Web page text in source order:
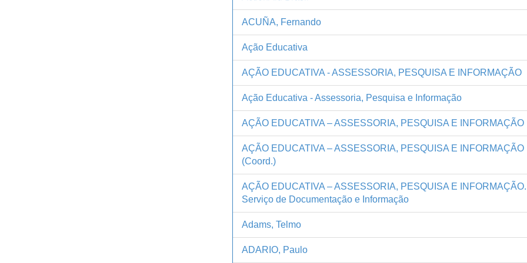
ACUÑA, Fernando
Ação Educativa
AÇÃO EDUCATIVA - ASSESSORIA, PESQUISA E INFORMAÇÃO
Ação Educativa - Assessoria, Pesquisa e Informação
AÇÃO EDUCATIVA – ASSESSORIA, PESQUISA E INFORMAÇÃO
AÇÃO EDUCATIVA – ASSESSORIA, PESQUISA E INFORMAÇÃO
(Coord.)
AÇÃO EDUCATIVA – ASSESSORIA, PESQUISA E INFORMAÇÃO.
Serviço de Documentação e Informação
Adams, Telmo
ADARIO, Paulo